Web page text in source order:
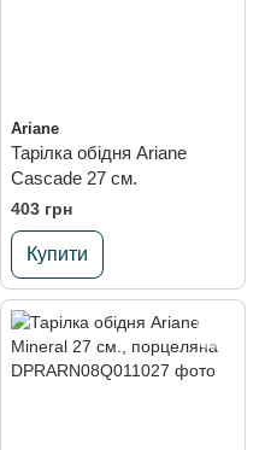
Ariane
Тарілка обідня Ariane
Cascade 27 см.
403 грн
Купити